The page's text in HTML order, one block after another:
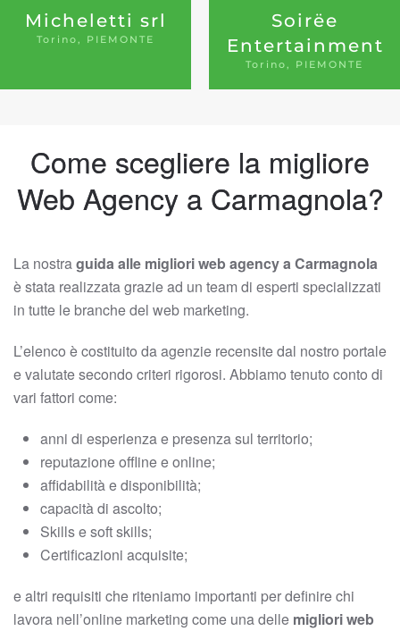
Micheletti srl
Torino, PIEMONTE
Soirëe
Entertainment
Torino, PIEMONTE
Come scegliere la migliore
Web Agency a Carmagnola?
La nostraguida alle migliori web agency a Carmagnola
è stata realizzata grazie ad un team di esperti specializzati
in tutte le branche del web marketing.
L’elenco è costituito da agenzie recensite dal nostro portale
e valutate secondo criteri rigorosi. Abbiamo tenuto conto di
vari fattori come:
anni di esperienza e presenza sul territorio;
reputazione offline e online;
affidabilità e disponibilità;
capacità di ascolto;
Skills e soft skills;
Certificazioni acquisite;
e altri requisiti che riteniamo importanti per definire chi
lavora nell’online marketing come una delle migliori web